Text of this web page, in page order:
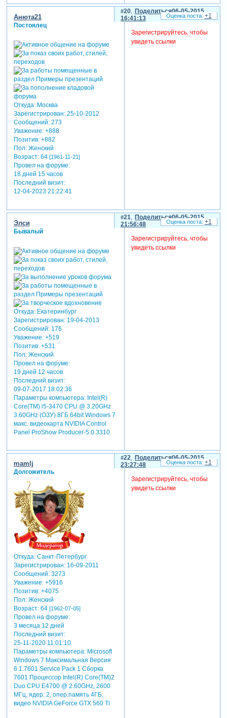
Поделиться
20
06-05-2015
16:41:13
Анюта21
Постоялец
Откуда:Москва
Зарегистрирован: 25-10-2012
Сообщений:273
Уважение: +888
Позитив: +882
Пол:Женский
Возраст:64 [1961-11-21]
Провел на форуме:
18 дней 15 часов
Последний визит:
12-04-2023 21:22:41
Зарегистрируйтесь, чтобы
увидеть ссылки
+1
Поделиться
21
06-05-2015
21:56:48
Элси
Бывалый
Откуда:Екатеринбург
Зарегистрирован: 19-04-2013
Сообщений:176
Уважение: +519
Позитив: +531
Пол:Женский
Провел на форуме:
19 дней 12 часов
Последний визит:
09-07-2017 18:02:36
Параметры компьютера:Intel(R)
Core(TM) i5-3470 CPU @ 3.20GHz
3.60GHz (ОЗУ) 8ГБ 64bit Windows 7
макс. видеокарта NVIDIA Control
Panel ProShow Producer-5.0.3310
Зарегистрируйтесь, чтобы
увидеть ссылки
+1
Поделиться
22
06-05-2015
23:27:48
mamlj
Долгожитель
Откуда:Санкт-Петербург
Зарегистрирован: 16-09-2011
Сообщений:3273
Уважение: +5916
Позитив: +4075
Пол:Женский
Возраст:64 [1962-07-05]
Провел на форуме:
3 месяца 12 дней
Последний визит:
25-11-2020 11:01:10
Параметры компьютера:Microsoft
Windows 7 Максимальная Версия
6.1.7601 Service Pack 1 Сборка
7601 Процессор Intel(R) Core(TM)2
Duo CPU E4700 @ 2.60GHz, 2600
МГц, ядер: 2, опер.память 4ГБ,
видео NVIDIA GeForce GTX 560 Ti
Зарегистрируйтесь, чтобы
увидеть ссылки
+1